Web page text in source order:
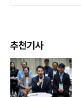
추천기사